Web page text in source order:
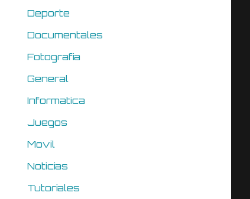
Deporte
Documentales
Fotografia
General
Informatica
Juegos
Movil
Noticias
Tutoriales